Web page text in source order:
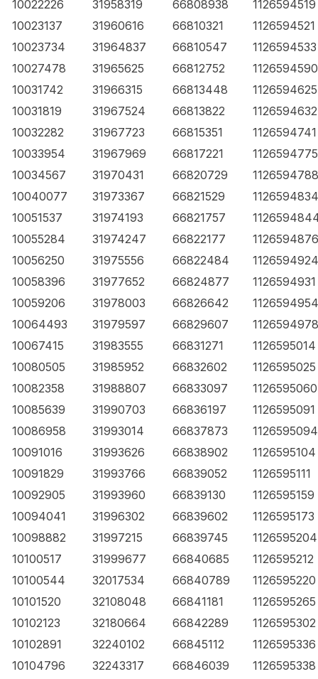
10022226
31958319 66808938
1126594519
10023137
31960616 66810321
1126594521
10023734
31964837 66810547
1126594533
10027478
31965625 66812752
1126594590
10031742
31966315 66813448
1126594625
10031819
31967524 66813822
1126594632
10032282
31967723 66815351
1126594741
10033954
31967969 66817221
1126594775
10034567
31970431 66820729
1126594788
10040077
31973367 66821529
1126594834
10051537
31974193 66821757
10055284
31974247 66822177
1126594876
10056250
31975556 66822484
1126594924
10058396
31977652 66824877
1126594931
10059206
31978003 66826642
1126594954
10064493
31979597 66829607
1126594978
10067415
31983555 66831271
1126595014
10080505
31985952 66832602
1126595025
10082358
31988807 66833097
1126595060
10085639
31990703 66836197
1126595091
10086958
31993014 66837873
1126595094
10091016
31993626 66838902
1126595104
10091829
31993766 66839052
1126595111
10092905
31993960 66839130
1126595159
10094041
31996302 66839602
1126595173
10098882
31997215 66839745
1126595204
10100517
31999677 66840685
1126595212
10100544
32017534 66840789
1126595220
10101520
32108048 66841181
1126595265
10102123
32180664 66842289
1126595302
10102891
32240102 66845112
1126595336
10104796
32243317 66846039
1126595338